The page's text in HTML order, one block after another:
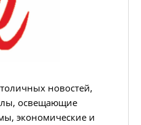
новостей,
освещающие
экономические и